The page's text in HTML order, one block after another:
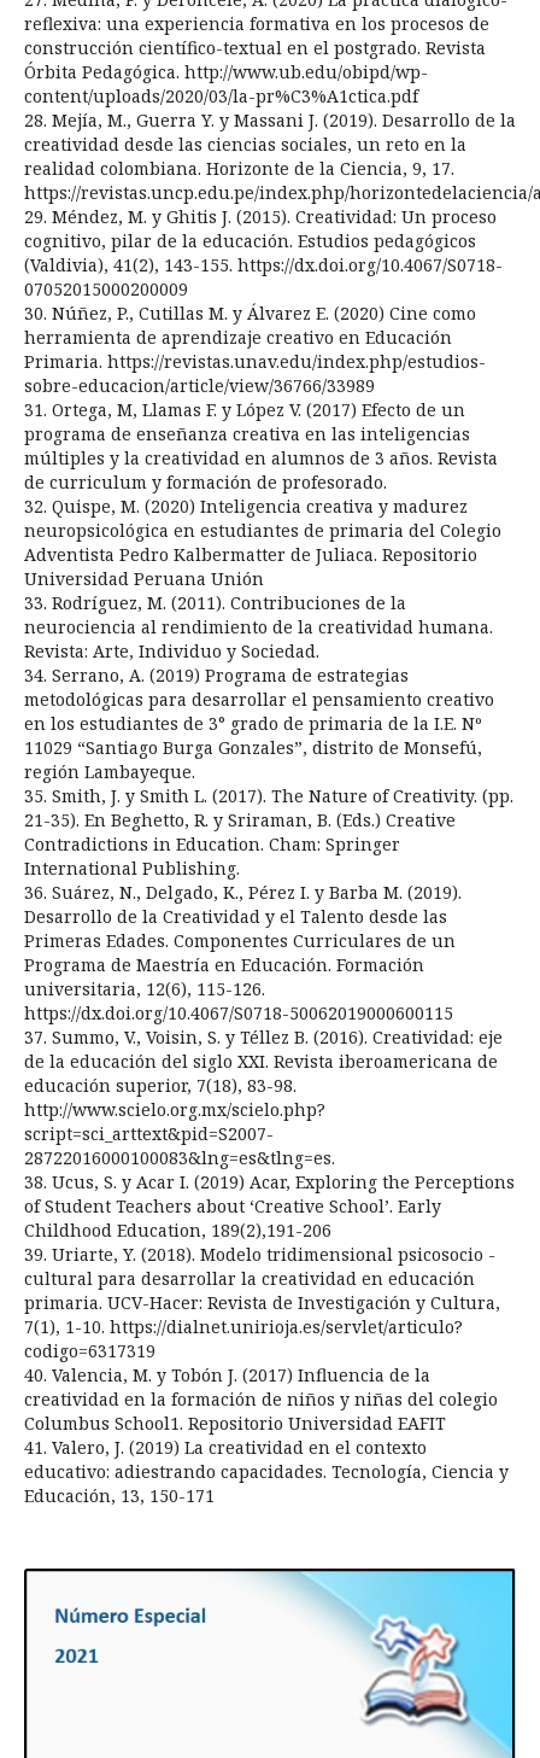
reflexiva: una experiencia formativa en los procesos de
construcción científico-textual en el postgrado. Revista
Órbita Pedagógica. http://www.ub.edu/obipd/wp-
content/uploads/2020/03/la-pr%C3%A1ctica.pdf
28. Mejía, M., Guerra Y. y Massani J. (2019). Desarrollo de la
creatividad desde las ciencias sociales, un reto en la
realidad colombiana. Horizonte de la Ciencia, 9, 17.
https://revistas.uncp.edu.pe/index.php/horizontedelaciencia/
29. Méndez, M. y Ghitis J. (2015). Creatividad: Un proceso
cognitivo, pilar de la educación. Estudios pedagógicos
(Valdivia), 41(2), 143-155. https://dx.doi.org/10.4067/S0718-
07052015000200009
30. Núñez, P., Cutillas M. y Álvarez E. (2020) Cine como
herramienta de aprendizaje creativo en Educación
Primaria. https://revistas.unav.edu/index.php/estudios-
sobre-educacion/article/view/36766/33989
31. Ortega, M, Llamas F. y López V. (2017) Efecto de un
programa de enseñanza creativa en las inteligencias
múltiples y la creatividad en alumnos de 3 años. Revista
de curriculum y formación de profesorado.
32. Quispe, M. (2020) Inteligencia creativa y madurez
neuropsicológica en estudiantes de primaria del Colegio
Adventista Pedro Kalbermatter de Juliaca. Repositorio
Universidad Peruana Unión
33. Rodríguez, M. (2011). Contribuciones de la
neurociencia al rendimiento de la creatividad humana.
Revista: Arte, Individuo y Sociedad.
34. Serrano, A. (2019) Programa de estrategias
metodológicas para desarrollar el pensamiento creativo
en los estudiantes de 3° grado de primaria de la I.E. Nº
11029 “Santiago Burga Gonzales”, distrito de Monsefú,
región Lambayeque.
35. Smith, J. y Smith L. (2017). The Nature of Creativity. (pp.
21-35). En Beghetto, R. y Sriraman, B. (Eds.) Creative
Contradictions in Education. Cham: Springer
International Publishing.
36. Suárez, N., Delgado, K., Pérez I. y Barba M. (2019).
Desarrollo de la Creatividad y el Talento desde las
Primeras Edades. Componentes Curriculares de un
Programa de Maestría en Educación. Formación
universitaria, 12(6), 115-126.
https://dx.doi.org/10.4067/S0718-50062019000600115
37. Summo, V., Voisin, S. y Téllez B. (2016). Creatividad: eje
de la educación del siglo XXI. Revista iberoamericana de
educación superior, 7(18), 83-98.
http://www.scielo.org.mx/scielo.php?
script=sci_arttext&pid=S2007-
28722016000100083&lng=es&tlng=es.
38. Ucus, S. y Acar I. (2019) Acar, Exploring the Perceptions
of Student Teachers about ‘Creative School’. Early
Childhood Education, 189(2),191-206
39. Uriarte, Y. (2018). Modelo tridimensional psicosocio -
cultural para desarrollar la creatividad en educación
primaria. UCV-Hacer: Revista de Investigación y Cultura,
7(1), 1-10. https://dialnet.unirioja.es/servlet/articulo?
codigo=6317319
40. Valencia, M. y Tobón J. (2017) Influencia de la
creatividad en la formación de niños y niñas del colegio
Columbus School1. Repositorio Universidad EAFIT
41. Valero, J. (2019) La creatividad en el contexto
educativo: adiestrando capacidades. Tecnología, Ciencia y
Educación, 13, 150-171